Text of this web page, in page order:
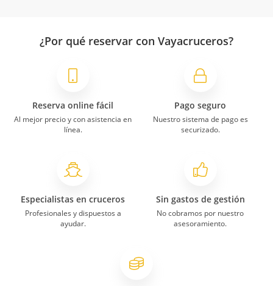
¿Por qué reservar con Vayacruceros?
Reserva online fácil
Al mejor precio y con asistencia en
línea.
Pago seguro
Nuestro sistema de pago es
securizado.
Especialistas en cruceros
Profesionales y dispuestos a
ayudar.
Sin gastos de gestión
No cobramos por nuestro
asesoramiento.